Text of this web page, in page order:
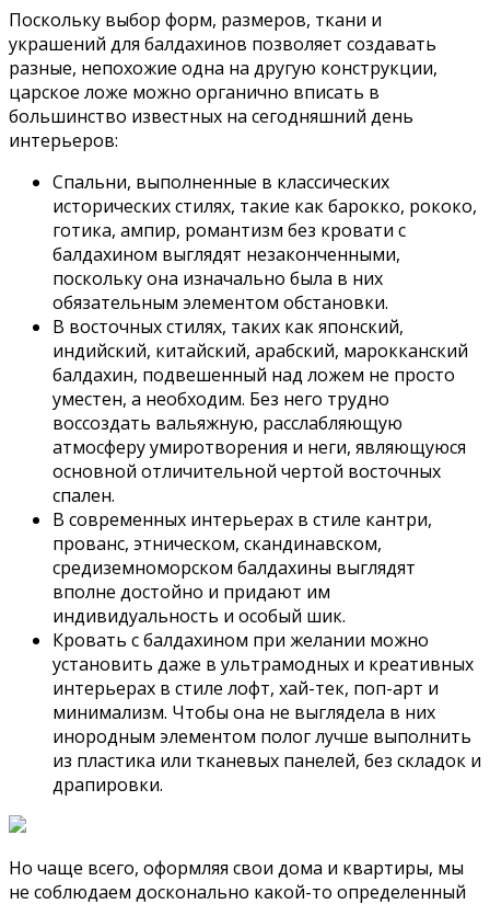
Поскольку выбор форм, размеров, ткани и
украшений для балдахинов позволяет создавать
разные, непохожие одна на другую конструкции,
царское ложе можно органично вписать в
большинство известных на сегодняшний день
интерьеров:
Спальни, выполненные в классических
исторических стилях, такие как барокко, рококо,
готика, ампир, романтизм без кровати с
балдахином выглядят незаконченными,
поскольку она изначально была в них
обязательным элементом обстановки.
В восточных стилях, таких как японский,
индийский, китайский, арабский, марокканский
балдахин, подвешенный над ложем не просто
уместен, а необходим. Без него трудно
воссоздать вальяжную, расслабляющую
атмосферу умиротворения и неги, являющуюся
основной отличительной чертой восточных
спален.
В современных интерьерах в стиле кантри,
прованс, этническом, скандинавском,
средиземноморском балдахины выглядят
вполне достойно и придают им
индивидуальность и особый шик.
Кровать с балдахином при желании можно
установить даже в ультрамодных и креативных
интерьерах в стиле лофт, хай-тек, поп-арт и
минимализм. Чтобы она не выглядела в них
инородным элементом полог лучше выполнить
из пластика или тканевых панелей, без складок и
драпировки.
Но чаще всего, оформляя свои дома и квартиры, мы
не соблюдаем досконально какой-то определенный